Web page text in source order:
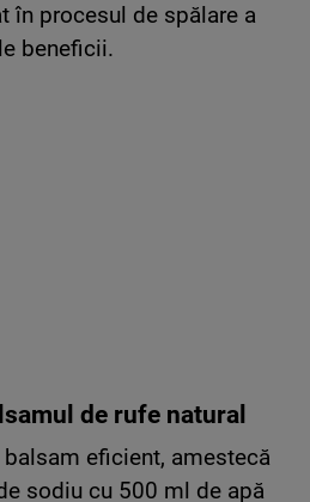
în procesul de spălare a
beneficii.
de rufe natural
eficient, amestecă
sodiu cu 500 ml de apă